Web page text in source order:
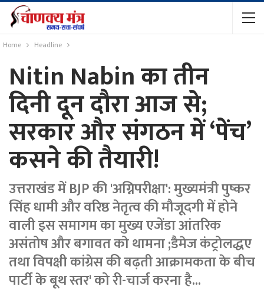
Home Headline
Nitin Nabin का तीन
दिनी दून दौरा आज से;
सरकार और संगठन में ‘पेंच’
कसने की तैयारी!
उत्तराखंड में BJP की 'अग्निपरीक्षा': मुख्यमंत्री पुष्कर
सिंह धामी और वरिष्ठ नेतृत्व की मौजूदगी में होने
वाली इस समागम का मुख्य एजेंडा आंतरिक
असंतोष और बगावत को थामना ;डैमेज कंट्रोलद्धए
तथा विपक्षी कांग्रेस की बढ़ती आक्रामकता के बीच
पार्टी के बूथ स्तर' को री-चार्ज करना है...